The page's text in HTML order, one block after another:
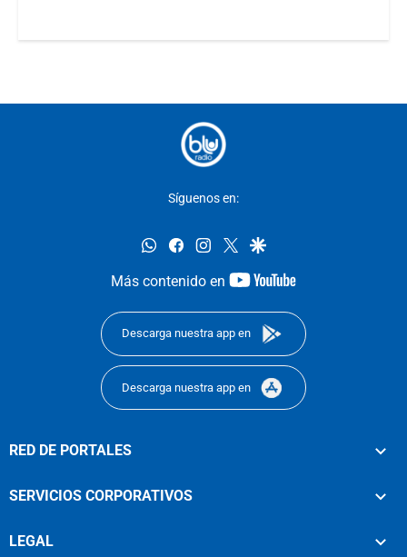
Síguenos en:
whatsappfacebookinstagram
twittergoogle
Más contenido en
youtube-
Descarga nuestra app en
Descarga nuestra app en
RED DE PORTALES
SERVICIOS CORPORATIVOS
LEGAL